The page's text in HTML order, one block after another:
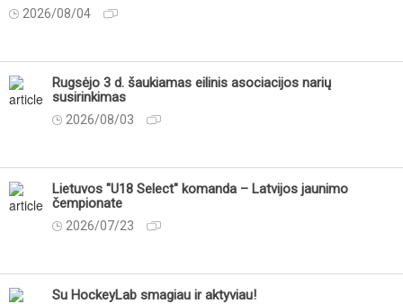
2026/08/04
Rugsėjo 3 d. šaukiamas eilinis asociacijos narių
susirinkimas
2026/08/03
Lietuvos "U18 Select" komanda – Latvijos jaunimo
čempionate
2026/07/23
Su HockeyLab smagiau ir aktyviau!